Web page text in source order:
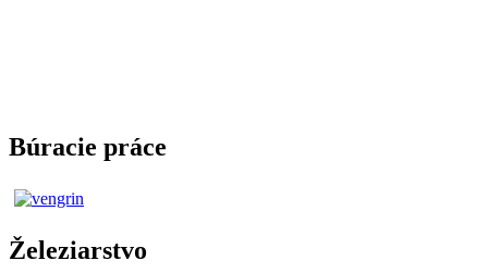
Búracie práce
Železiarstvo